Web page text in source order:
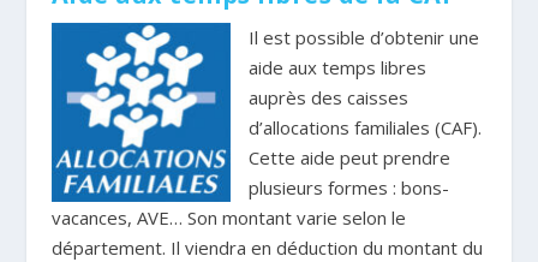
Il est possible d’obtenir une
aide aux temps libres
auprès des caisses
d’allocations familiales (CAF).
Cette aide peut prendre
plusieurs formes : bons-
vacances, AVE… Son montant varie selon le
département. Il viendra en déduction du montant du